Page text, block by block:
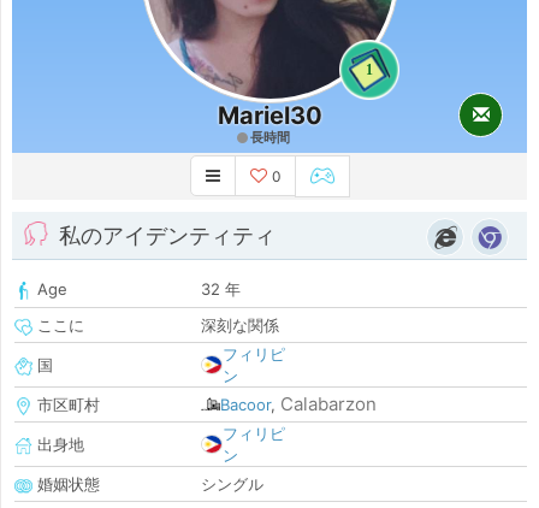
1
Mariel30
長時間
0
私のアイデンティティ
Age
32 年
ここに
深刻な関係
国
フィリピ
ン
市区町村
Bacoor, Calabarzon
出身地
フィリピ
ン
婚姻状態
シングル